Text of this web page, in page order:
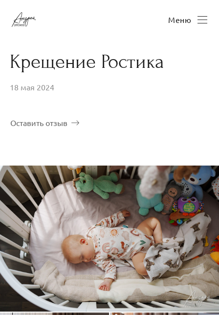
Меню
Крещение Ростика
18 мая 2024
Оставить отзыв